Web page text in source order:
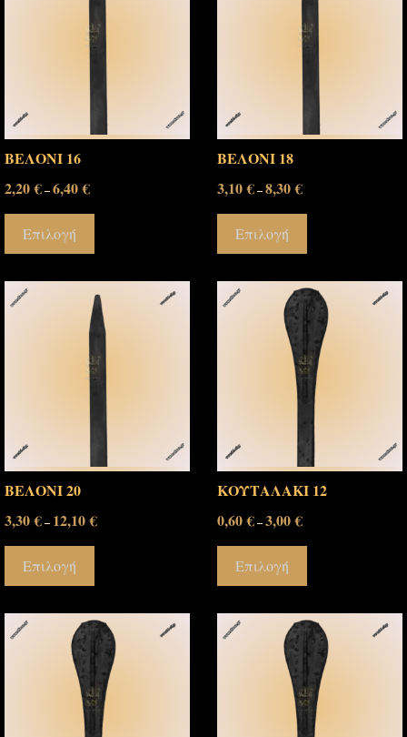
ΒΕΛΟΝΙ 16
2,20€–6,40€
Επιλογή
ΒΕΛΟΝΙ 18
3,10€–8,30€
Επιλογή
ΒΕΛΟΝΙ 20
3,30€– 12,10€
Επιλογή
ΚΟΥΤΑΛΑΚΙ 12
0,60€–3,00€
Επιλογή